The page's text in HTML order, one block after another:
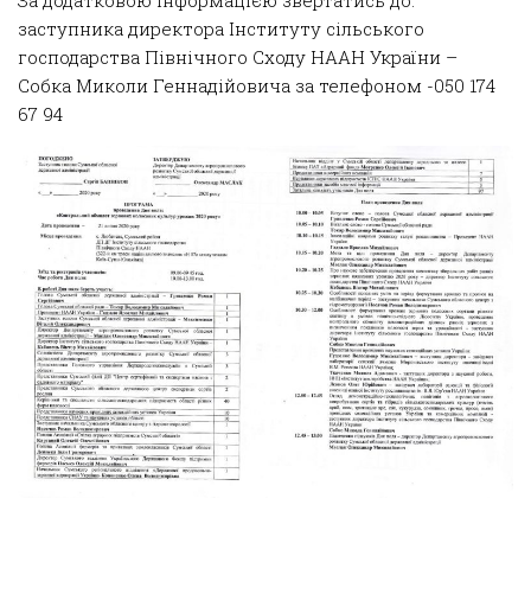
заступника директора Інституту сільського
господарства Північного Сходу НААН України –
Собка Миколи Геннадійовича за телефоном -050 174
67 94